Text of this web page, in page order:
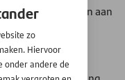
zijn voorwaarden aan
in
beschikken,
een bepaalde
zo
Hiervoor
onder andere de